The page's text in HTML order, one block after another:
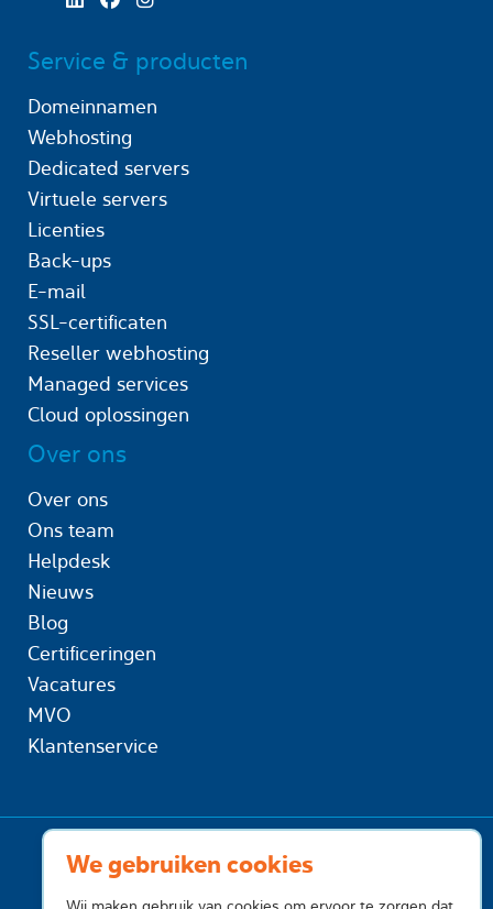
We gebruiken cookies
Service & producten
Domeinnamen
Webhosting
Dedicated servers
Virtuele servers
Licenties
Back-ups
E-mail
SSL-certificaten
Reseller webhosting
Managed services
Cloud oplossingen
Over ons
Over ons
Ons team
Helpdesk
Nieuws
Blog
Certificeringen
Vacatures
MVO
Klantenservice